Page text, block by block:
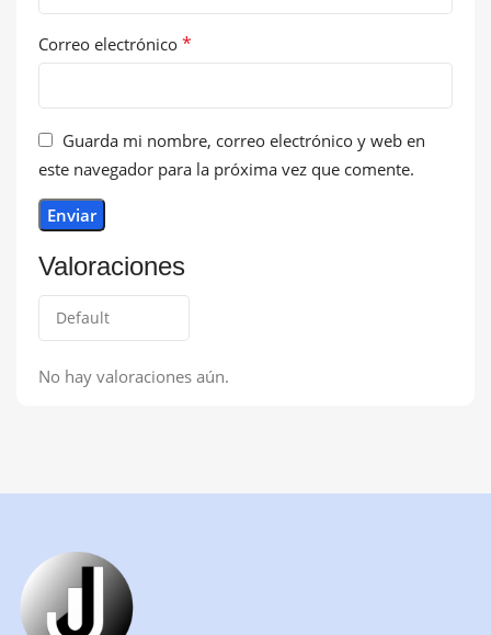
Valoraciones
No hay valoraciones aún.
Correo electrónico *
Guarda mi nombre, correo electrónico y web en
este navegador para la próxima vez que comente.